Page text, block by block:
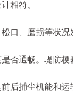
相符。
口、磨损等状况
否通畅。堤防
后捕尘机能和运